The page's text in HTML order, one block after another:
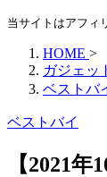
当サイトはアフィ
HOME >
ガジェッ
ベストバ
ベストバイ
【2021